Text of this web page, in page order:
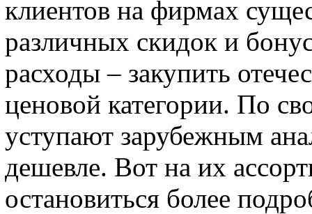
клиентов на фирмах
различных скидок и
расходы – закупить
ценовой категории. По
уступают зарубежным
дешевле. Вот на их
остановиться более